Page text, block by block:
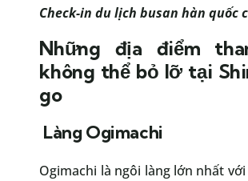
Check-indu lịch busan hàn quốc
Những địa điểm
không thể bỏ lỡ tại
go
Làng Ogimachi
Ogimachi là ngôi làng lớn nhất